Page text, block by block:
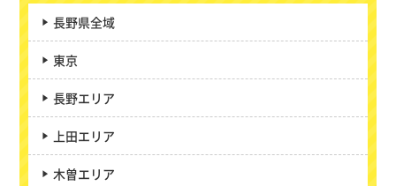
長野県全域
東京
長野エリア
上田エリア
木曽エリア